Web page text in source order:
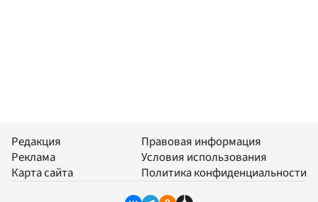
Редакция
Реклама
Карта сайта
Правовая информация
Условия использования
Политика конфиденциальности